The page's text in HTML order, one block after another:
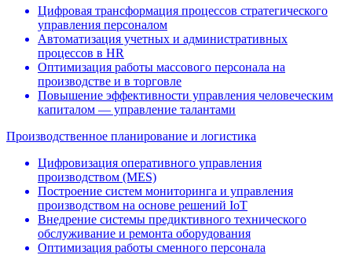
Цифровая трансформация процессов стратегического
управления персоналом
Автоматизация учетных и административных
процессов в HR
Оптимизация работы массового персонала на
производстве и в торговле
Повышение эффективности управления человеческим
капиталом — управление талантами
Производственное планирование и логистика
Цифровизация оперативного управления
производством (МЕS)
Построение систем мониторинга и управления
производством на основе решений IoT
Внедрение системы предиктивного технического
обслуживание и ремонта оборудования
Оптимизация работы сменного персонала